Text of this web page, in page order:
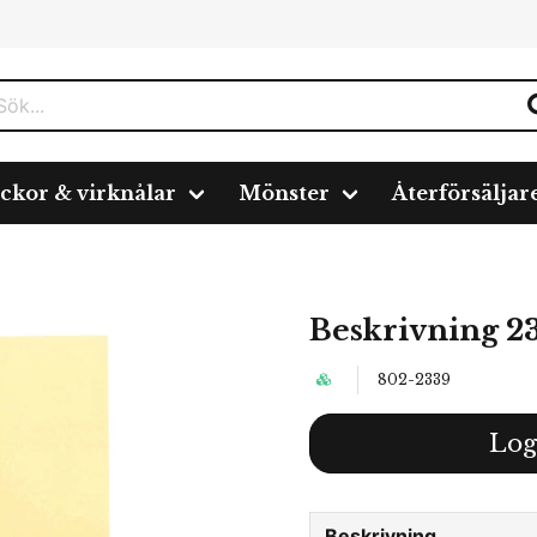
& virknålar Mönster
Beskrivning
802-2339